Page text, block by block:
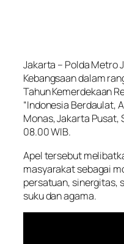
Jakarta – Polda Metro
Kebangsaan dalam
Tahun Kemerdekaan
“Indonesia Berdaulat,
Monas, Jakarta
08.00 WIB.
Apel tersebut
masyarakat sebagai
persatuan, sinergitas,
suku dan agama.